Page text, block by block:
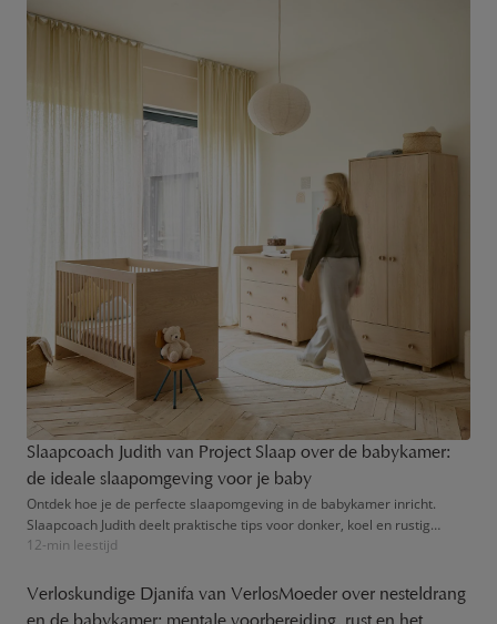
Slaapcoach Judith van Project Slaap over de babykamer:
de ideale slaapomgeving voor je baby
Ontdek hoe je de perfecte slaapomgeving in de babykamer inricht.
Slaapcoach Judith deelt praktische tips voor donker, koel en rustig
slapen.
12-min leestijd
Verloskundige Djanifa van VerlosMoeder over nesteldrang